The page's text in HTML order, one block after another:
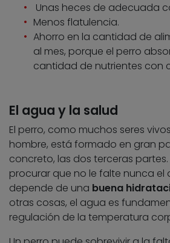
Unas heces de adecuada
Menos flatulencia.
Ahorro en la cantidad de
al mes, porque el perro
cantidad de nutrientes con
El agua y la salud
El perro, como muchos seres
hombre, está formado en gran
concreto, las dos terceras partes.
procurar que no le falte nunca el
depende de una buena
otras cosas, el agua es
regulación de la temperatura